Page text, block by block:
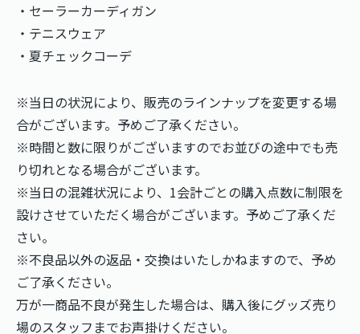
・セーラーカーディガン
・テニスウェア
・夏チェックコーデ
※当日の状況により、販売のラインナップを変更する場
合がございます。予めご了承ください。
※時間と数に限りがございますのでお並びの途中でも売
り切れとなる場合がございます。
※当日の混雑状況により、1会計ごとの購入点数に制限を
設けさせていただく場合がございます。予めご了承くだ
さい。
※不良品以外の返品・交換はいたしかねますので、予め
ご了承ください。
万が一商品不良が発生した場合は、購入後にグッズ売り
場のスタッフまでお声掛けください。